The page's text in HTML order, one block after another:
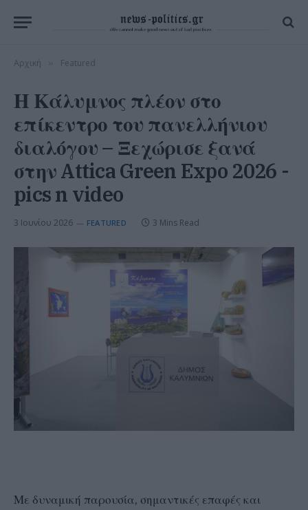
Αρχική Featured
Η Κάλυμνος πλέον στο
επίκεντρο του πανελλήνιου
διαλόγου – Ξεχώρισε ξανά
στην Attica Green Expo 2026 -
pics n video
3 Ιουνίου 2026 FEATURED 3 Mins Read
Με δυναμική παρουσία, σημαντικές επαφές και